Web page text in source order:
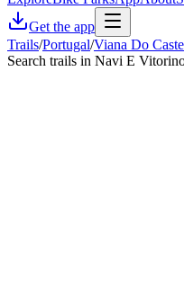
Get the app
Trails/Portugal/Viana Do
Search trails in Navi E